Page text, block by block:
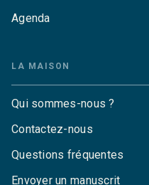
Agenda
LA MAISON
Qui sommes-nous ?
Contactez-nous
Questions fréquentes
Envoyer un manuscrit